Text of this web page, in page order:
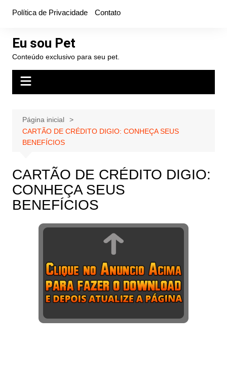
conteúdo
Política de Privacidade Contato
Eu sou Pet
Conteúdo exclusivo para seu pet.
Página inicial
CARTÃO DE CRÉDITO DIGIO: CONHEÇA SEUS
BENEFÍCIOS
CARTÃO DE CRÉDITO DIGIO:
CONHEÇA SEUS
BENEFÍCIOS